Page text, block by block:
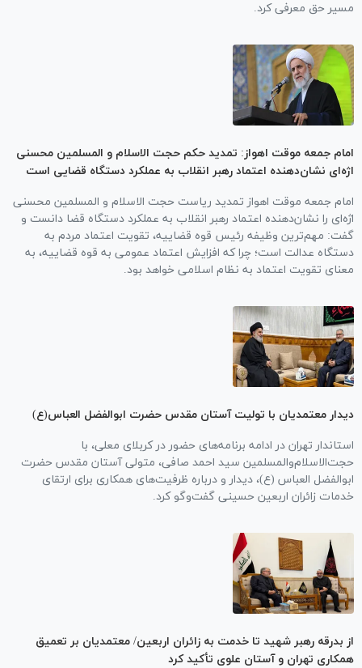
مسیر حق معرفی کرد.
امام جمعه موقت اهواز: تمدید حکم حجت الاسلام و المسلمین محسنی
اژه‌ای نشان‌دهنده اعتماد رهبر انقلاب به عملکرد دستگاه قضایی است
امام جمعه موقت اهواز تمدید ریاست حجت الاسلام و المسلمین محسنی
اژه‌ای را نشان‌دهنده اعتماد رهبر انقلاب به عملکرد دستگاه قضا دانست و
گفت: مهم‌ترین وظیفه رئیس قوه قضاییه، تقویت اعتماد مردم به
دستگاه عدالت است؛ چرا که افزایش اعتماد عمومی به قوه قضاییه، به
معنای تقویت اعتماد به نظام اسلامی خواهد بود.
دیدار معتمدیان با تولیت آستان مقدس حضرت ابوالفضل العباس(ع)
استاندار تهران در ادامه برنامه‌های حضور در کربلای معلی، با
حجت‌الاسلام‌والمسلمین سید احمد صافی، متولی آستان مقدس حضرت
ابوالفضل العباس (ع)، دیدار و درباره ظرفیت‌های همکاری برای ارتقای
خدمات زائران اربعین حسینی گفت‌و‌گو کرد.
از بدرقه رهبر شهید تا خدمت به زائران اربعین/ معتمدیان بر تعمیق
همکاری تهران و آستان علوی تأکید کرد